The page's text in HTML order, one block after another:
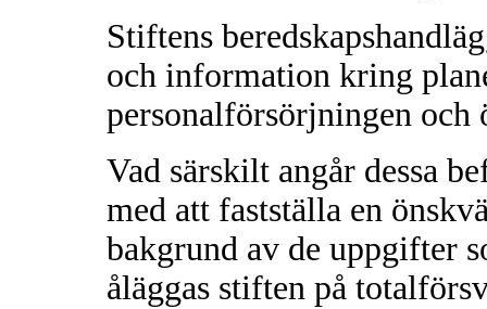
Stiftens
och information kring
personalförsörjningen och
Vad särskilt angår dessa
med att fastställa en
bakgrund av de uppgifter
åläggas stiften på